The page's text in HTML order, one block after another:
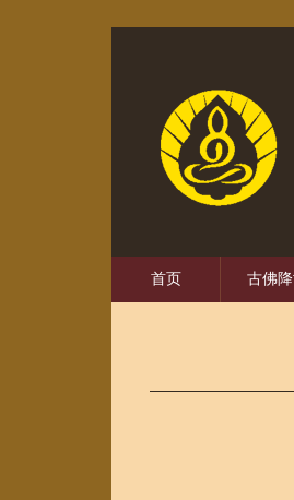
首页 古佛